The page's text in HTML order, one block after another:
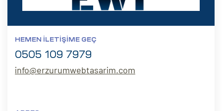
HEMEN İLETIŞIME GEÇ
0505 109 7979
info@erzurumwebtasarim.com